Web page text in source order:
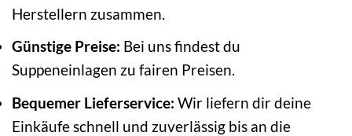
Herstellern zusammen.
Günstige Preise: Bei uns findest du
Suppeneinlagen zu fairen Preisen.
Bequemer Lieferservice: Wir liefern dir deine
Einkäufe schnell und zuverlässig bis an die